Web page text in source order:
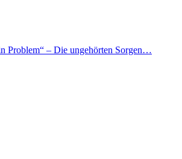
Problem“ – Die ungehörten Sorgen…